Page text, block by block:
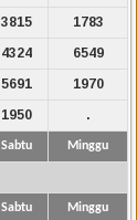
3815
1783
4324
6549
5691
1970
1950 .
Sabtu Minggu
Sabtu Minggu